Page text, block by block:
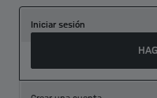
Iniciar sesión